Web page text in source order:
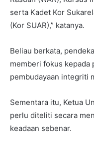
serta Kadet Kor
(Kor SUAR),” katanya.
Beliau berkata,
memberi fokus kepada
pembudayaan integriti
Sementara itu, Ketua
perlu diteliti secara
keadaan sebenar.